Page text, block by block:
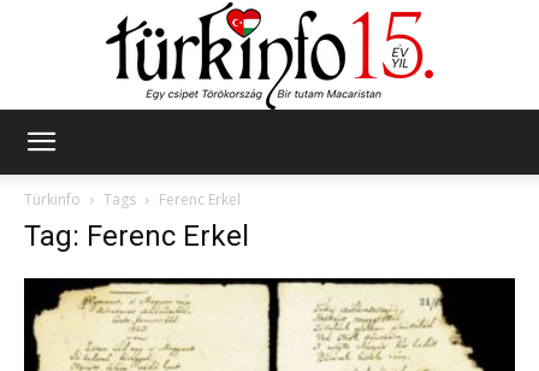
Türkinfo
Tags Ferenc Erkel
Tag: Ferenc Erkel